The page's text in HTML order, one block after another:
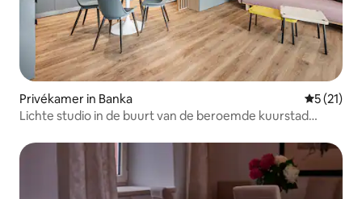
Privékamer in Banka
5 (21)
Lichte studio in de buurt van de beroemde kuurstad